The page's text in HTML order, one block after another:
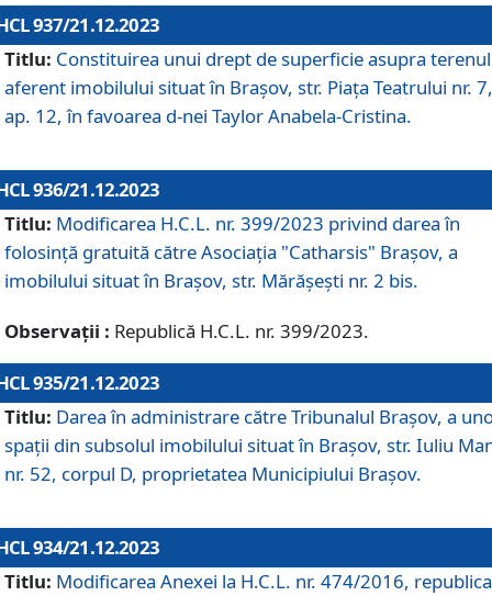
937/21.12.2023
Titlu: Constituirea unui drept de superficie asupra
aferent imobilului situat în Brașov, str. Piața Teatrului nr. 7,
ap. 12, în favoarea d-nei Taylor Anabela-Cristina.
936/21.12.2023
Titlu: Modificarea H.C.L. nr. 399/2023 privind darea în
folosinţă gratuită către Asociaţia "Catharsis" Brașov, a
imobilului situat în Braşov, str. Mărăşeşti nr. 2 bis.
Observații : Republică H.C.L. nr. 399/2023.
935/21.12.2023
Titlu: Darea în administrare către Tribunalul Brașov, a
spații din subsolul imobilului situat în Brașov, str. Iuliu
nr. 52, corpul D, proprietatea Municipiului Brașov.
934/21.12.2023
Titlu: Modificarea Anexei la H.C.L. nr. 474/2016,